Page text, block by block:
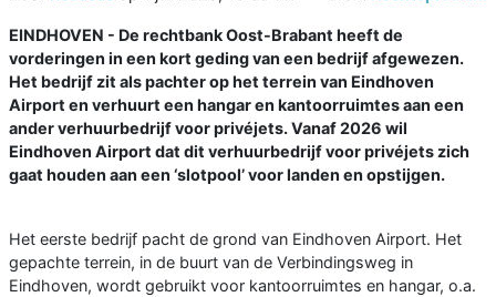
EINDHOVEN - De rechtbank Oost-Brabant heeft de
vorderingen in een kort geding van een bedrijf afgewezen.
Het bedrijf zit als pachter op het terrein van Eindhoven
Airport en verhuurt een hangar en kantoorruimtes aan een
ander verhuurbedrijf voor privéjets. Vanaf 2026 wil
Eindhoven Airport dat dit verhuurbedrijf voor privéjets zich
gaat houden aan een ‘slotpool’ voor landen en opstijgen.
Het eerste bedrijf pacht de grond van Eindhoven Airport. Het
gepachte terrein, in de buurt van de Verbindingsweg in
Eindhoven, wordt gebruikt voor kantoorruimtes en hangar, o.a.